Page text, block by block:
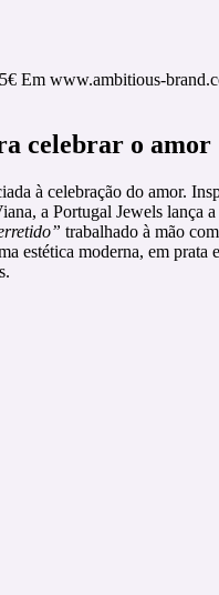
Em www.ambitious-
celebrar o amor
à celebração do amor.
a Portugal Jewels lança
trabalhado à mão
estética moderna, em prata